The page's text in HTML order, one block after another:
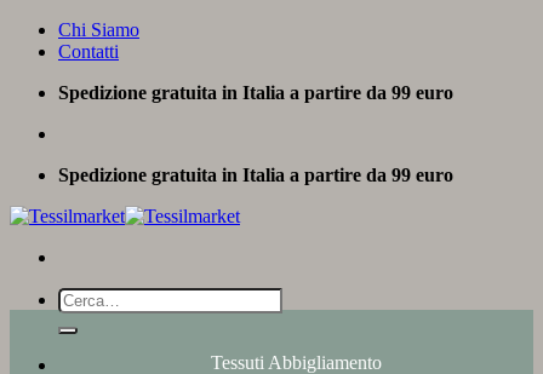
Salta
Chi Siamo
Contatti
Spedizione gratuita in Italia a partire da 99 euro
Spedizione gratuita in Italia a partire da 99 euro
Cerca:
Tessuti Abbigliamento